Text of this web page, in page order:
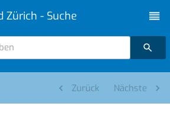
Zürich - Suche
Zurück Nächste